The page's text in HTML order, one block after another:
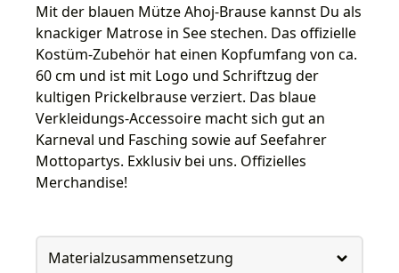
Mit der blauen Mütze Ahoj-Brause kannst Du als
knackiger Matrose in See stechen. Das offizielle
Kostüm-Zubehör hat einen Kopfumfang von ca.
60 cm und ist mit Logo und Schriftzug der
kultigen Prickelbrause verziert. Das blaue
Verkleidungs-Accessoire macht sich gut an
Karneval und Fasching sowie auf Seefahrer
Mottopartys. Exklusiv bei uns. Offizielles
Merchandise!
Materialzusammensetzung